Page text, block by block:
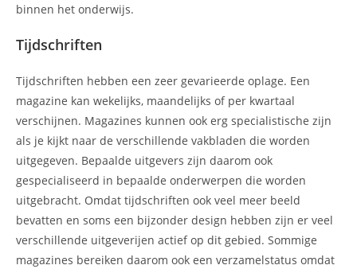
binnen het onderwijs.
Tijdschriften
Tijdschriften hebben een zeer gevarieerde oplage. Een
magazine kan wekelijks, maandelijks of per kwartaal
verschijnen. Magazines kunnen ook erg specialistische zijn
als je kijkt naar de verschillende vakbladen die worden
uitgegeven. Bepaalde uitgevers zijn daarom ook
gespecialiseerd in bepaalde onderwerpen die worden
uitgebracht. Omdat tijdschriften ook veel meer beeld
bevatten en soms een bijzonder design hebben zijn er veel
verschillende uitgeverijen actief op dit gebied. Sommige
magazines bereiken daarom ook een verzamelstatus omdat